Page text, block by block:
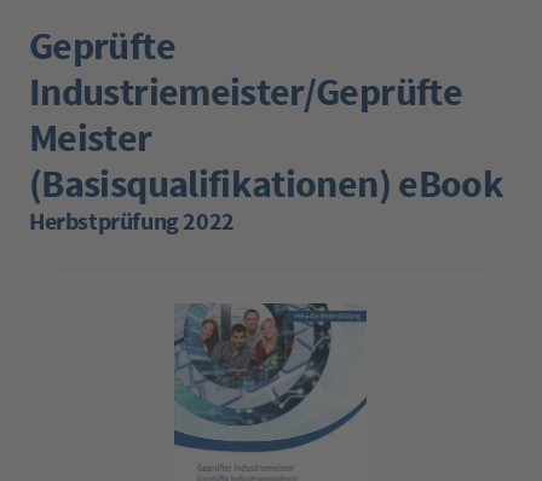
Geprüfte
Industriemeister/Geprüfte
Meister
(Basisqualifikationen) eBook
Herbstprüfung 2022